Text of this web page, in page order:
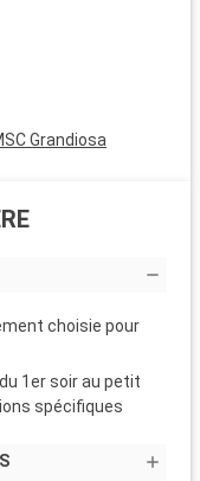
Grandiosa
choisie pour
1er soir au petit
spécifiques